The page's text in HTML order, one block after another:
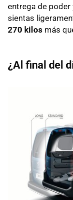
entrega de
sientas
270 kilos más
¿Al final del